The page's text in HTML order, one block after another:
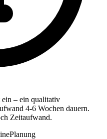
ein – ein qualitativ
4-6 Wochen dauern.
Zeitaufwand.
Planung